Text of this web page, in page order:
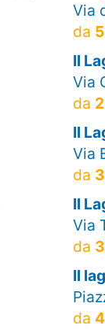
Via
da
Il
Via
da
Il
Via
da
Il
Via
da
Il
da